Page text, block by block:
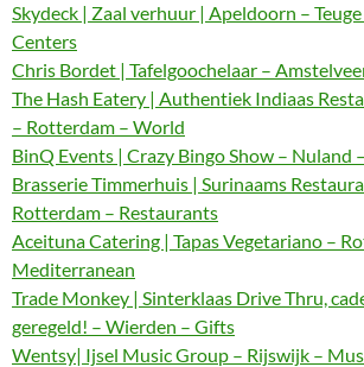
Skydeck | Zaal verhuur | Apeldoorn –
Centers
Chris Bordet | Tafelgoochelaar –
The Hash Eatery | Authentiek Indiaas
– Rotterdam – World
BinQ Events | Crazy Bingo Show – Nuland
Brasserie Timmerhuis | Surinaams
Rotterdam – Restaurants
Aceituna Catering | Tapas Vegetariano –
Mediterranean
Trade Monkey | Sinterklaas Drive Thru,
geregeld! – Wierden – Gifts
Wentsy| Ijsel Music Group – Rijswijk –